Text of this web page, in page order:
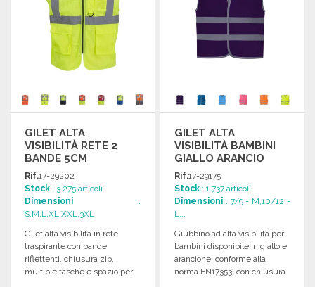
GILET ALTA
VISIBILITÀ RETE 2
BANDE 5CM
Rif.17-29202
Stock : 3 275 articoli
Dimensioni :
S,M,L,XL,XXL,3XL
Gilet alta visibilità in rete
traspirante con bande
riflettenti, chiusura zip,
multiple tasche e spazio per
GILET ALTA
VISIBILITÀ BAMBINI
GIALLO ARANCIO
Rif.17-29175
Stock : 1 737 articoli
Dimensioni : 7/9 - M,10/12 -
L...
Giubbino ad alta visibilità per
bambini disponibile in giallo e
arancione, conforme alla
norma EN17353, con chiusura